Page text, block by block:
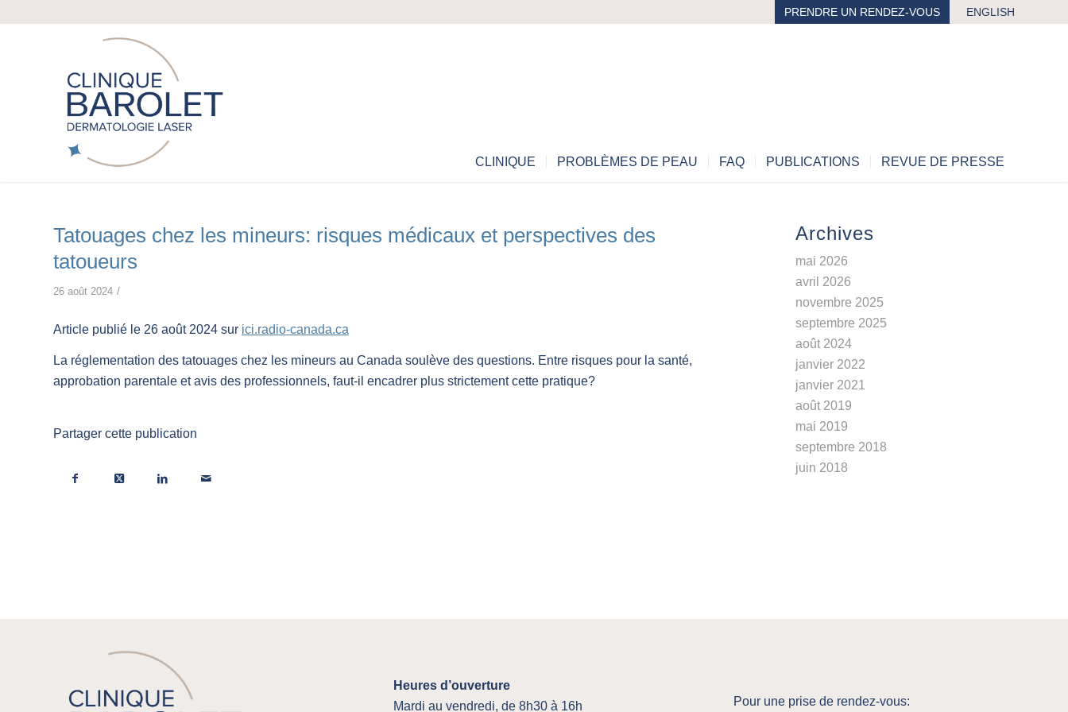
PRENDRE UN RENDEZ-VOUS ENGLISH
CLINIQUE PROBLÈMES DE PEAU FAQ PUBLICATIONS REVUE DE PRESSE
Tatouages chez les mineurs: risques médicaux et perspectives des
tatoueurs
26 août 2024 /
Article publié le 26 août 2024 sur ici.radio-canada.ca
La réglementation des tatouages chez les mineurs au Canada soulève des questions. Entre risques pour la santé,
approbation parentale et avis des professionnels, faut-il encadrer plus strictement cette pratique?
Partager cette publication
Archives
mai 2026
avril 2026
novembre 2025
septembre 2025
août 2024
janvier 2022
janvier 2021
août 2019
mai 2019
septembre 2018
juin 2018
Heures d’ouverture
Mardi au vendredi, de 8h30 à 16h
Pour une prise de rendez-vous: